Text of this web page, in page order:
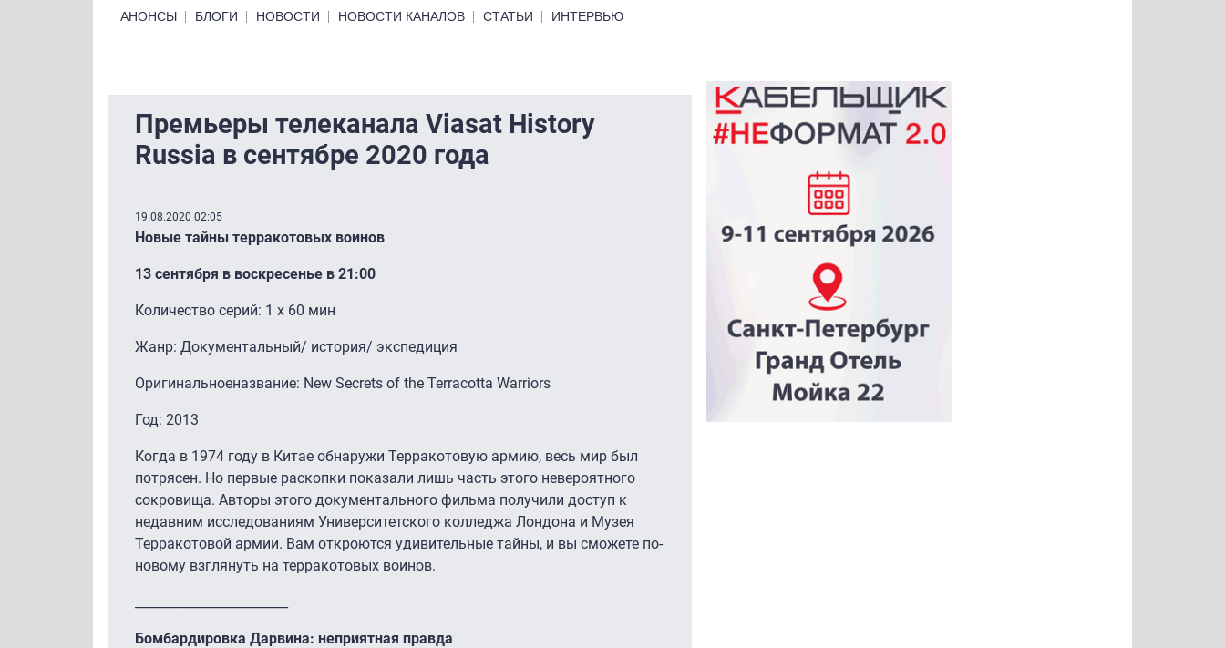
Primary links bottom
АНОНСЫ БЛОГИ НОВОСТИ НОВОСТИ КАНАЛОВ СТАТЬИ ИНТЕРВЬЮ
Премьеры телеканала Viasat History
Russia в сентябре 2020 года
19.08.2020 02:05
Новые тайны терракотовых воинов
13 сентября в воскресенье в 21:00
Количество серий: 1 x 60 мин
Жанр: Документальный/ история/ экспедиция
Оригинальноеназвание: New Secrets of the Terracotta Warriors
Год: 2013
Когда в 1974 году в Китае обнаружи Терракотовую армию, весь мир был
потрясен. Но первые раскопки показали лишь часть этого невероятного
сокровища. Авторы этого документального фильма получили доступ к
недавним исследованиям Университетского колледжа Лондона и Музея
Терракотовой армии. Вам откроются удивительные тайны, и вы сможете по-
новому взглянуть на терракотовых воинов.
Бомбардировка Дарвина: неприятная правда